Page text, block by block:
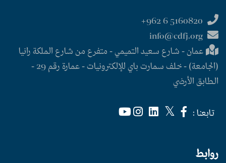
عمان - شارع سعيد التميمي - متفرع من شارع الملكة رانيا
(الجامعة) - خلف سمارت باي للإلكترونيات - عمارة رقم 29 -
الطابق الأرضي
تابعنا :
روابط